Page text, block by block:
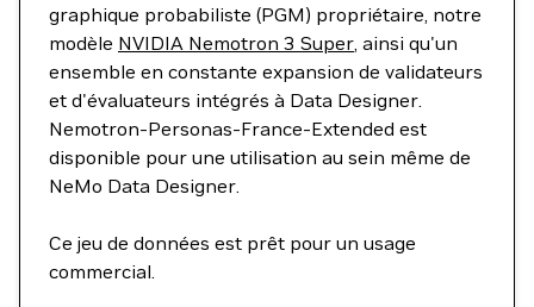
graphique probabiliste (PGM) propriétaire, notre
modèle NVIDIA Nemotron 3 Super , ainsi qu'un
ensemble en constante expansion de validateurs
et d'évaluateurs intégrés à Data Designer.
Nemotron-Personas-France-Extended est
disponible pour une utilisation au sein même de
NeMo Data Designer.
Ce jeu de données est prêt pour un usage
commercial.